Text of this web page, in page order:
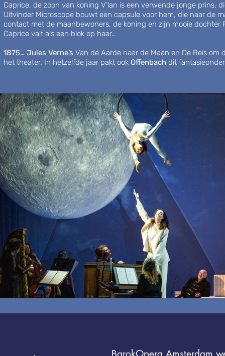
Caprice, de zoon van koning V’lan is een verwende jonge
Uitvinder Microscope bouwt een capsule voor hem, die naar de
contact met de maanbewoners, de koning en zijn mooie dochter
Caprice valt als een blok op haar…
1875… Jules Verne’s Van de Aarde naar de Maan en De Reis
het theater. In hetzelfde jaar pakt ook Offenbach dit